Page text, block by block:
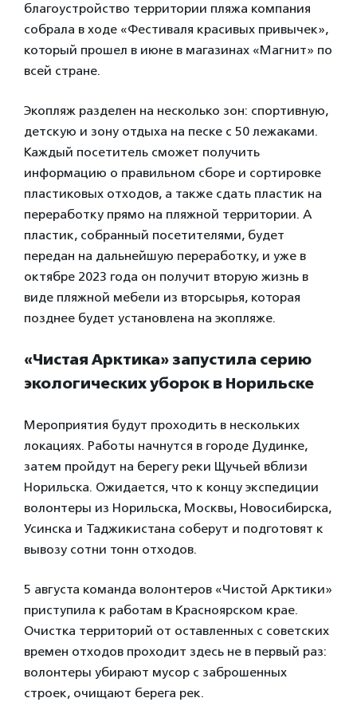
благоустройство территории пляжа компания
собрала в ходе «Фестиваля красивых привычек»,
который прошел в июне в магазинах «Магнит» по
всей стране.
Экопляж разделен на несколько зон: спортивную,
детскую и зону отдыха на песке с 50 лежаками.
Каждый посетитель сможет получить
информацию о правильном сборе и сортировке
пластиковых отходов, а также сдать пластик на
переработку прямо на пляжной территории. А
пластик, собранный посетителями, будет
передан на дальнейшую переработку, и уже в
октябре 2023 года он получит вторую жизнь в
виде пляжной мебели из вторсырья, которая
позднее будет установлена на экопляже.
«Чистая Арктика» запустила серию
экологических уборок в Норильске
Мероприятия будут проходить в нескольких
локациях. Работы начнутся в городе Дудинке,
затем пройдут на берегу реки Щучьей вблизи
Норильска. Ожидается, что к концу экспедиции
волонтеры из Норильска, Москвы, Новосибирска,
Усинска и Таджикистана соберут и подготовят к
вывозу сотни тонн отходов.
5 августа команда волонтеров «Чистой Арктики»
приступила к работам в Красноярском крае.
Очистка территорий от оставленных с советских
времен отходов проходит здесь не в первый раз:
волонтеры убирают мусор с заброшенных
строек, очищают берега рек.